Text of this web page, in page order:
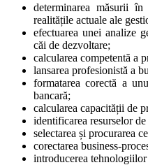
determinarea măsurii
realitățile actuale ale
efectuarea unei analize
căi de dezvoltare;
calcularea competentă a
lansarea profesionistă a
formatarea corectă a
bancară;
calcularea capacității de
identificarea resurselor de
selectarea și procurarea
corectarea business-
introducerea